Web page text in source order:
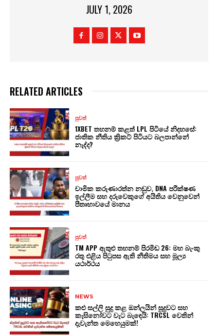
JULY 1, 2026
RELATED ARTICLES
පුවත්
1XBET තහනම් කළත් LPL පිටියේ නිදහසේ:
ජාතික නීතිය ක්‍රිකට් පිටියට බලපාන්නේ
නැද්ද?
පුවත්
චාමික කරුණාරත්න නඩුව, DNA පරීක්ෂණ
ඉල්ලීම සහ දරුවෙකුගේ අයිතිය වෙනුවෙන්
පීතෘභාවයේ මානය
පුවත්
TM APP ඇතුළු තහනම් පිරමිඩ 26: මහ බැංකු
රතු එළිය පිටුපස ඇති නීතිමය සහ මූල්‍ය
යථාර්ථය
NEWS
කළු සල්ලි සුදු කළ ඔන්ලයින් සූදුවට සහ
කැසිනෝවට වැට බැඳෙයි: TRCSL වෙතින්
දැවැන්ත මෙහෙයුමක්!